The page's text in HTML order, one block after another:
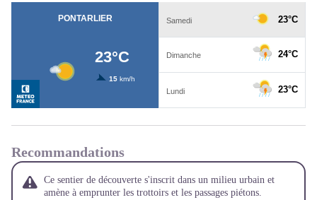
Recommandations
Ce sentier de découverte s'inscrit dans un milieu urbain et
amène à emprunter les trottoirs et les passages piétons.